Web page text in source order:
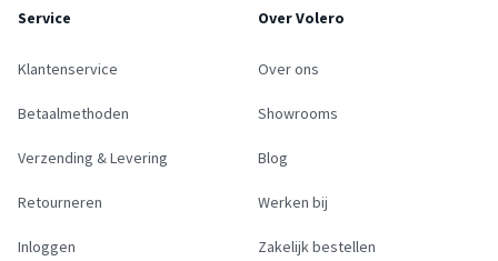
Service
Klantenservice
Betaalmethoden
Verzending & Levering
Retourneren
Inloggen
Over Volero
Over ons
Showrooms
Blog
Werken bij
Zakelijk bestellen